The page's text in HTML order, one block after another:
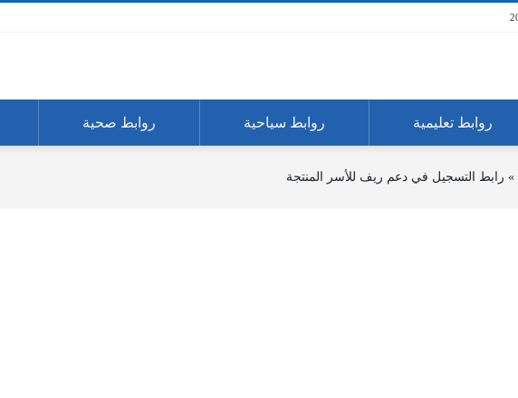
روابط تعليمية روابط سياحية روابط صحية
» رابط التسجيل في دعم ريف للأسر المنتجة